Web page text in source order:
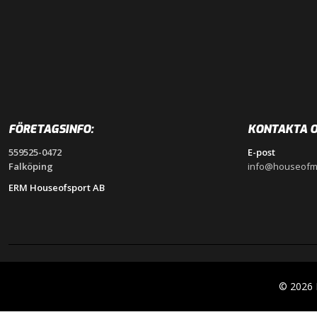
FÖRETAGSINFO:
559525-0472
Falköping
ERM Houseofsport AB
KONTAKTA
E-post
© 2026